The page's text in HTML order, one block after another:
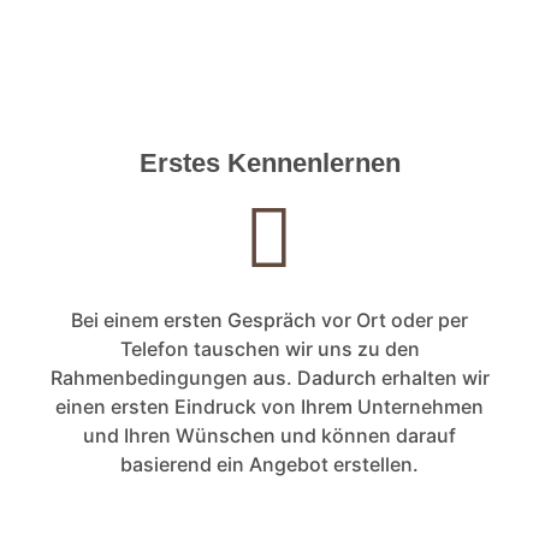
Erstes Kennenlernen
Bei einem ersten Gespräch vor Ort oder per
Telefon tauschen wir uns zu den
Rahmenbedingungen aus. Dadurch erhalten wir
einen ersten Eindruck von Ihrem Unternehmen
und Ihren Wünschen und können darauf
basierend ein Angebot erstellen.